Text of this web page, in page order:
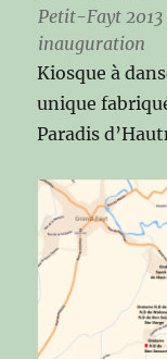
Petit-Fayt 2013
inauguration
Kiosque à
unique
Paradis